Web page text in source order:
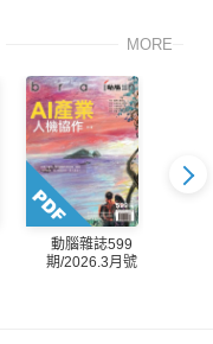
MORE
動腦雜誌599
期/2026.3月號